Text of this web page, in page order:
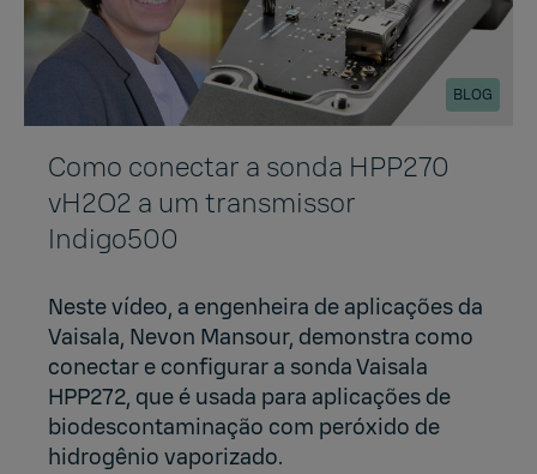
BLOG
Como conectar a sonda HPP270
vH2O2 a um transmissor
Indigo500
Neste vídeo, a engenheira de aplicações da
Vaisala, Nevon Mansour, demonstra como
conectar e configurar a sonda Vaisala
HPP272, que é usada para aplicações de
biodescontaminação com peróxido de
hidrogênio vaporizado.